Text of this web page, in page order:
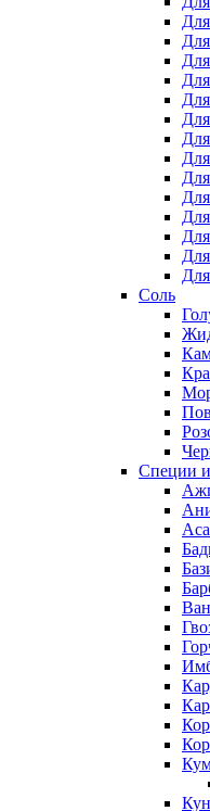
Соль
Специи